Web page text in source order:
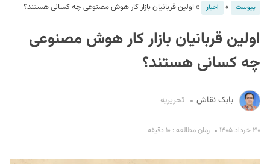
پیوست » اخبار » اولین قربانیان بازار کار هوش مصنوعی چه کسانی هستند؟
اولین قربانیان بازار کار هوش مصنوعی
چه کسانی هستند؟
بابک نقاش تحریریه
۳۰ خرداد ۱۴۰۵ زمان مطالعه : ۱۰ دقیقه